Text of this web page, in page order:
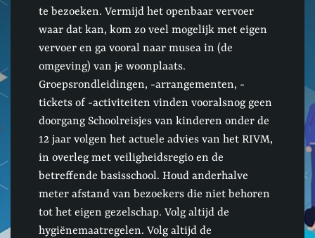
te bezoeken. Vermijd het openbaar vervoer
waar dat kan, kom zo veel mogelijk met eigen
vervoer en ga vooral naar musea in (de
omgeving) van je woonplaats.
Groepsrondleidingen, -arrangementen, -
tickets of -activiteiten vinden vooralsnog geen
doorgang Schoolreisjes van kinderen onder de
12 jaar volgen het actuele advies van het RIVM,
in overleg met veiligheidsregio en de
betreffende basisschool. Houd anderhalve
meter afstand van bezoekers die niet behoren
tot het eigen gezelschap. Volg altijd de
hygiënemaatregelen. Volg altijd de